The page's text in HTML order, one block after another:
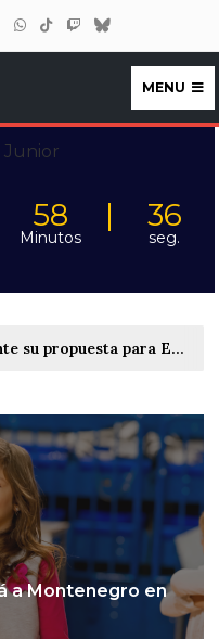
MENU
58
Minutos
33
seg.
Austria podría elegir internamente su propuesta para Eurovisión 2027
a Montenegro en